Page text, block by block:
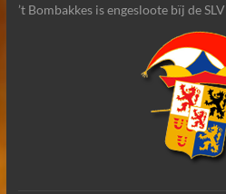
’t Bombakkes is engesloote bïj de SLV